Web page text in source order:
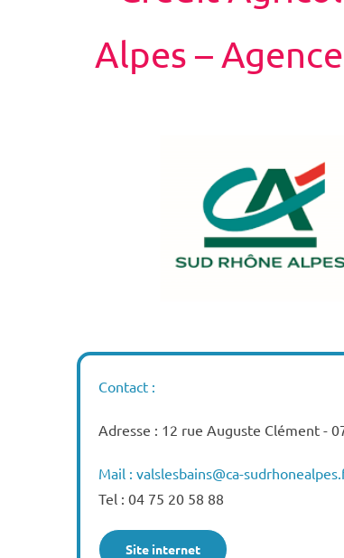
Alpes –
Contact :
Adresse : 12 rue Auguste Clément -
Mail : valslesbains@ca-
Tel : 04 75 20 58 88
Site internet